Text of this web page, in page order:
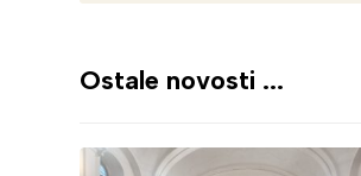
Ostale novosti ...